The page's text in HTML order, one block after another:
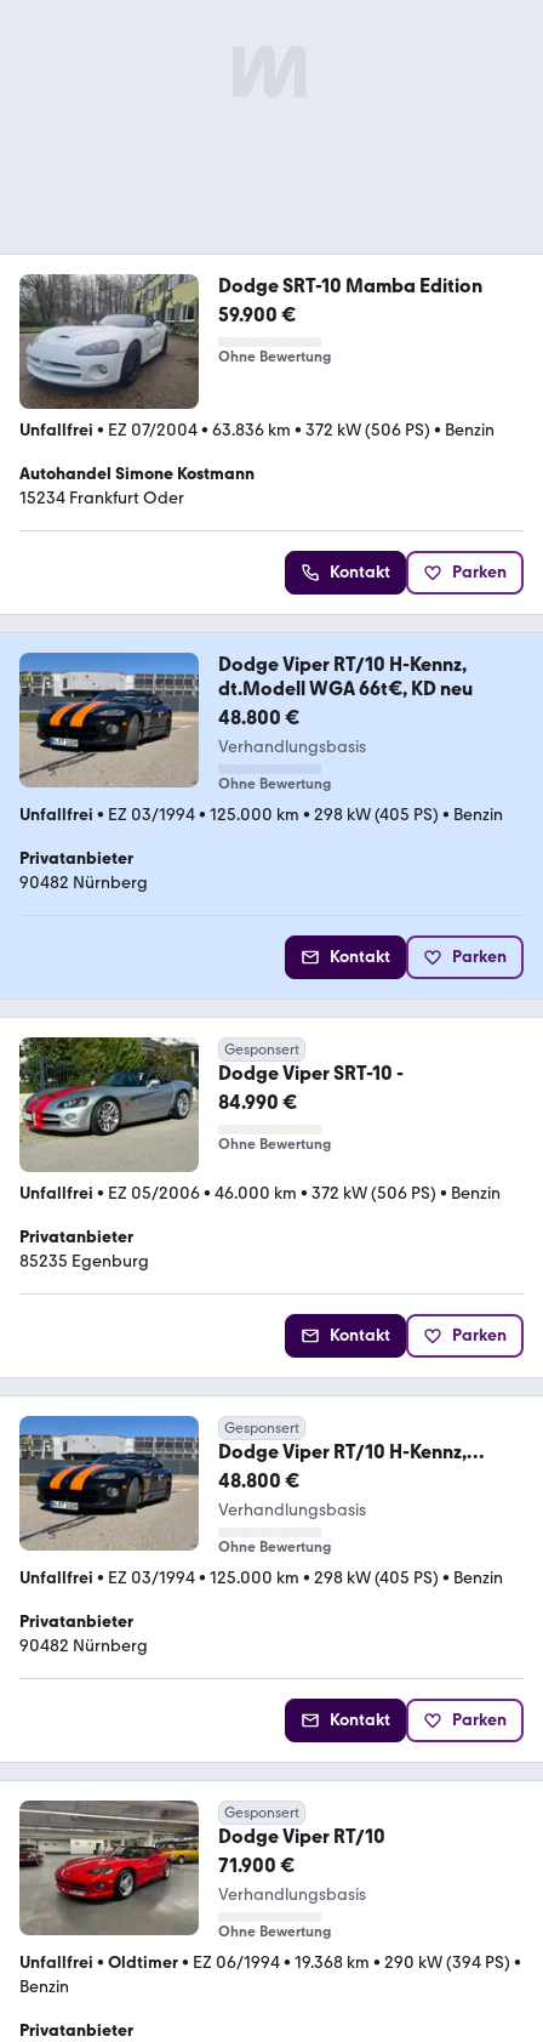
Dodge SRT-10 Mamba Edition
59.900 €
Ohne Bewertung
Unfallfrei • EZ 07/2004• 63.836 km • 372 kW (506 PS) • Benzin
Autohandel Simone Kostmann
15234 Frankfurt Oder
Kontakt Parken
Dodge Viper RT/10 H-Kennz,
dt.Modell WGA 66t€, KD neu
48.800 €
Verhandlungsbasis
Ohne Bewertung
Unfallfrei • EZ 03/1994• 125.000 km • 298 kW (405 PS) • Benzin
Privatanbieter
90482 Nürnberg
Kontakt Parken
Gesponsert
Dodge Viper SRT-10 -
84.990 €
Ohne Bewertung
Unfallfrei • EZ 05/2006• 46.000 km • 372 kW (506 PS) • Benzin
Privatanbieter
85235 Egenburg
Kontakt Parken
Gesponsert
Dodge Viper RT/10 H-Kennz,
48.800 €
Verhandlungsbasis
Ohne Bewertung
Unfallfrei • EZ 03/1994• 125.000 km • 298 kW (405 PS) • Benzin
Privatanbieter
90482 Nürnberg
Kontakt Parken
Gesponsert
Dodge Viper RT/10
71.900 €
Verhandlungsbasis
Ohne Bewertung
Unfallfrei • Oldtimer• EZ 06/1994• 19.368 km • 290 kW (394 PS) •
Benzin
Privatanbieter